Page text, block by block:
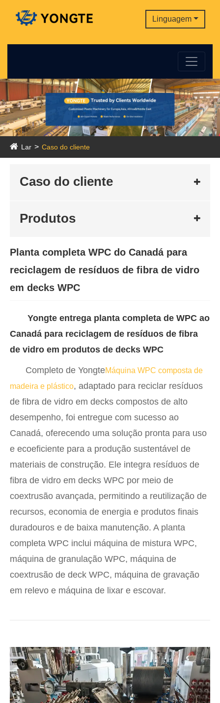
Linguagem
Lar Caso do cliente
Caso do cliente
Produtos
Planta completa WPC do Canadá para
reciclagem de resíduos de fibra de vidro
em decks WPC
Yongte entrega planta completa de WPC ao
Canadá para reciclagem de resíduos de fibra
de vidro em produtos de decks WPC
Completo de YongteMáquina WPC composta de
madeira e plástico, adaptado para reciclar resíduos
de fibra de vidro em decks compostos de alto
desempenho, foi entregue com sucesso ao
Canadá, oferecendo uma solução pronta para uso
e ecoeficiente para a produção sustentável de
materiais de construção. Ele integra resíduos de
fibra de vidro em decks WPC por meio de
coextrusão avançada, permitindo a reutilização de
recursos, economia de energia e produtos finais
duradouros e de baixa manutenção. A planta
completa WPC inclui máquina de mistura WPC,
máquina de granulação WPC, máquina de
coextrusão de deck WPC, máquina de gravação
em relevo e máquina de lixar e escovar.